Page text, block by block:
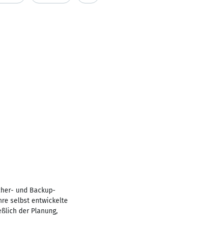
und Backup-
selbst entwickelte
der Planung,